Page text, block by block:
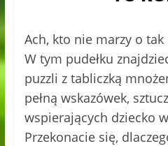
Ach, kto nie marzy o
W tym pudełku
puzzli z tabliczką
pełną wskazówek,
wspierających dziecko
Przekonacie się,